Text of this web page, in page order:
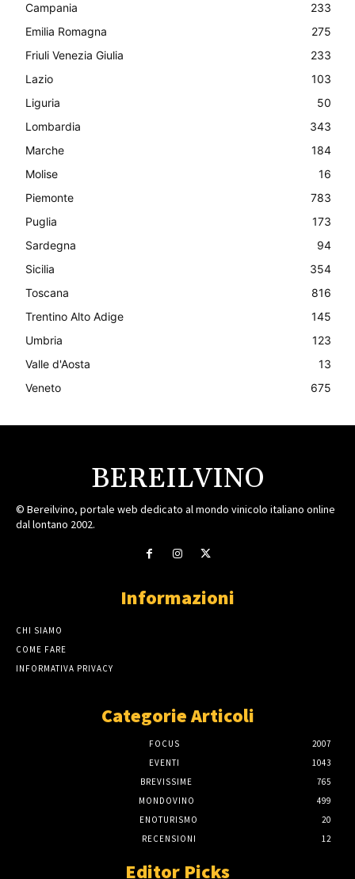
Campania
233
Emilia Romagna
275
Friuli Venezia Giulia
233
Lazio
103
Liguria
50
Lombardia
343
Marche
184
Molise
16
Piemonte
783
Puglia
173
Sardegna
94
Sicilia
354
Toscana
816
Trentino Alto Adige
145
Umbria
123
Valle d'Aosta
13
Veneto
675
BEREILVINO
© Bereilvino, portale web dedicato al mondo vinicolo italiano online
dal lontano 2002.
Informazioni
CHI SIAMO
COME FARE
INFORMATIVA PRIVACY
Categorie Articoli
FOCUS
2007
EVENTI
1043
BREVISSIME
765
MONDOVINO
499
ENOTURISMO
20
RECENSIONI
12
Editor Picks